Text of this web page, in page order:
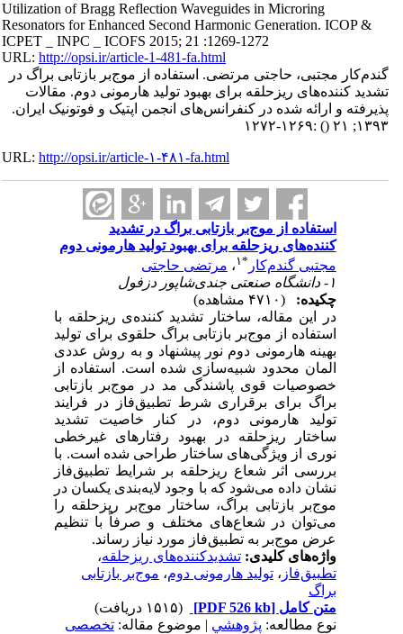
Utilization of Bragg Reflection Waveguides in Microring
Resonators for Enhanced Second Harmonic Generation. ICOP &
ICPET _ INPC _ ICOFS 2015; 21 :1269-1272
URL:http://opsi.ir/article-1-481-fa.html
گندم‌کار مجتبی، حاجتی مرتضی. استفاده از موج‌بر بازتابی براگ در
تشدید کننده‌‌های ریزحلقه برای بهبود تولید هارمونی دوم. مقالات
پذیرفته و ارائه شده در کنفرانس‌های انجمن اپتیک و فوتونیک ایران.
۱۳۹۳; ۲۱
() :۱۲۶۹-۱۲۷۲
URL:http://opsi.ir/article-۱-۴۸۱-fa.html
استفاده از موج‌بر بازتابی براگ در تشدید
کننده‌‌های ریزحلقه برای بهبود تولید هارمونی دوم
مجتبی گندم‌کار* ۱،مرتضی حاجتی
چکیده:
در این مقاله، ساختار تشدید کننده‌ی ریز‌‌حلقه با
استفاده از موج‌بر بازتابی براگ حلقوی برای تولید
بهینه هارمونی دوم نور پیشنهاد و به روش عددی
المان محدود شبیه‌‌سازی شده است. استفاده از
خصوصیات قوی پاشندگی مد در موج‌بر بازتابی
براگ برای برقراری شرط تطبیق‌‌فاز در فرایند
تولید هارمونی دوم، در کنار خاصیت تشدید
ساختار ریز‌‌حلقه در بهبود رفتارهای غیرخطی
نوری از ویژگی‌های ساختار طراحی شده است. با
بررسی اثر شعاع ریزحلقه بر شرایط تطبیق‌‌فاز
نشان داده می‌شود که با وجود لایه‌‌بندی یکسان در
موج‌بر بازتابی براگ، ساختار موج‌بر ریز‌‌حلقه را
می‌‌توان در شعاع‌‌های مختلف و صرفاً با تنظیم
عرض موج‌بر به تطبیق‌‌فاز مورد نیاز رساند.
واژه‌های کلیدی:تشدید‌‌کننده‌‌های ریزحلقه،
تطبیق‌‌فاز، تولید هارمونی دوم،موج‌بر بازتابی
براگ
متن کامل[PDF 526 kb]
نوع مطالعه:پژوهشي| موضوع مقاله:تخصصی